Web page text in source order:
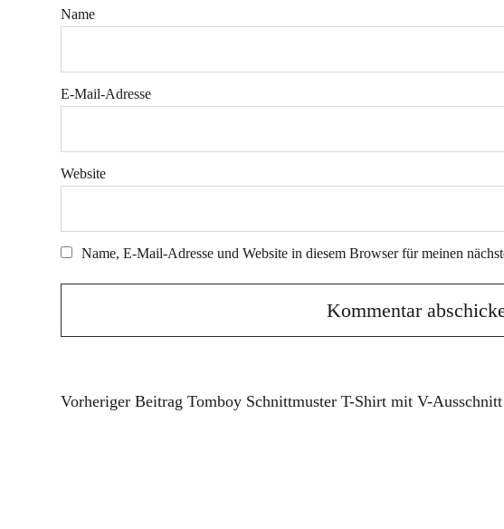
Name
E-Mail-Adresse
Website
Name, E-Mail-Adresse und Website in diesem Browser für meinen
Vorheriger Beitrag Tomboy Schnittmuster T-Shirt mit V-